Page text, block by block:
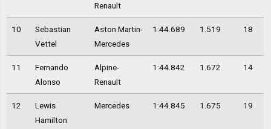
Renault
10
Sebastian
Vettel
Aston Martin-
Mercedes
1:44.689 1.519 18
11
Fernando
Alonso
Alpine-
Renault
1:44.842 1.672 14
12
Lewis
Hamilton
Mercedes 1:44.845 1.675 19